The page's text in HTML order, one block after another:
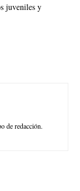
juveniles y
de redacción.